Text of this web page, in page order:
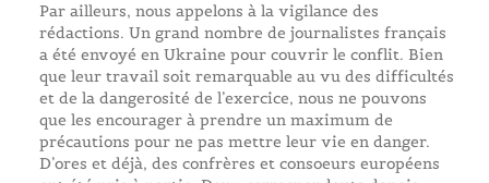
Par ailleurs, nous appelons à la vigilance des
rédactions. Un grand nombre de journalistes français
a été envoyé en Ukraine pour couvrir le conflit. Bien
que leur travail soit remarquable au vu des difficultés
et de la dangerosité de l’exercice, nous ne pouvons
que les encourager à prendre un maximum de
précautions pour ne pas mettre leur vie en danger.
D’ores et déjà, des confrères et consoeurs européens